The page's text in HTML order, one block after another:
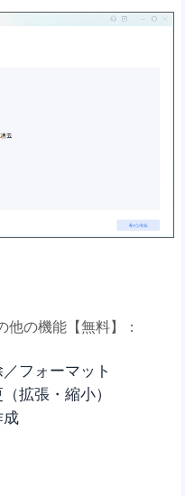
の機能【無料】：
フォーマット
拡張・縮小）
成